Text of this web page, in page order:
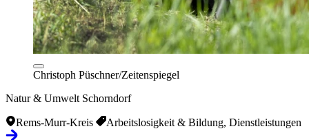
Christoph Püschner/Zeitenspiegel
Natur & Umwelt Schorndorf
Rems-Murr-Kreis Arbeitslosigkeit & Bildung, Dienstleistungen